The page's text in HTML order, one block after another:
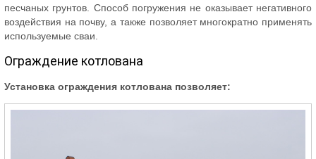
песчаных грунтов. Способ погружения не оказывает негативного
воздействия на почву, а также позволяет многократно применять
используемые сваи.
Ограждение котлована
Установка ограждения котлована позволяет: